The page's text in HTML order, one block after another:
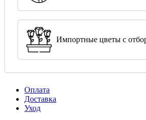
Импортные цветы с
Оплата
Доставка
Уход